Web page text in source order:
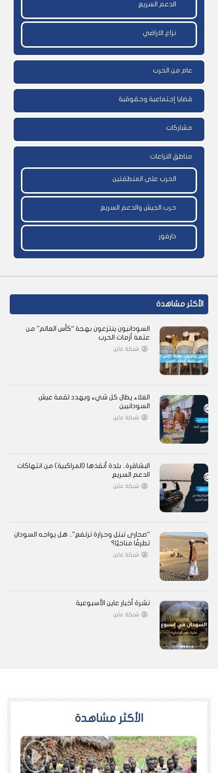
الدعم السريع
نزاع الاراضي
عام من الحرب
قضايا إجتماعية وحقوقية
مشاركات
مناطق النزاعات
الحرب على المنطقتين
حرب الجيش والدعم السريع
دارفور
الأكثر مشاهدة
السودانيون ينتزعون بهجة “كأس العالم” من
عتمة أزمات الحرب
شبكة عاين
الغلاء يطال كل شيء ويهدد لقمة عيش
السودانيين
شبكة عاين
البشاقرة.. بلدة أنقذها (المراكبية) من انتهاكات
الدعم السريع
شبكة عاين
“صحارى تبتل وحرارة ترتفع”.. هل يواجه السودان
تطرفًا مناخيًا؟
شبكة عاين
نشرة أخبار عاين الأسبوعية
شبكة عاين
اﻷكثر مشاهدة